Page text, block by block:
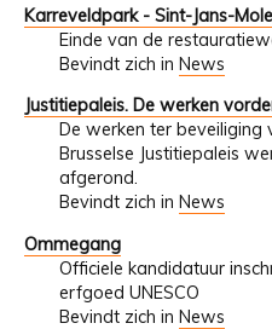
Karreveldpark - Sint-Jans-
Einde van de
Bevindt zich in News
Justitiepaleis. De werken
De werken ter
Brusselse Justitiepaleis
afgerond.
Bevindt zich in News
Ommegang
Officiele kandidatuur
erfgoed UNESCO
Bevindt zich in News